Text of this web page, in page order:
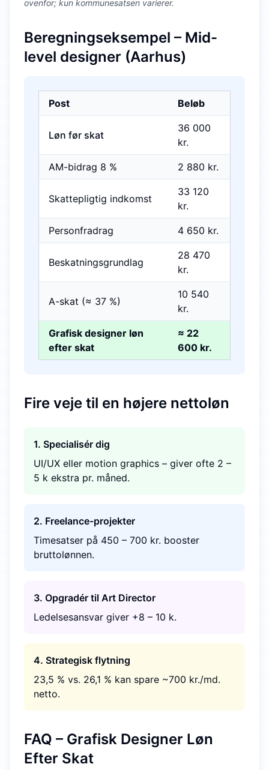
ovenfor; kun kommunesatsen varierer.
Beregningseksempel – Mid-
level designer (Aarhus)
Post Beløb
Løn før skat
36 000
kr.
AM-bidrag 8 % 2 880 kr.
Skattepligtig indkomst
33 120
kr.
Personfradrag 4 650 kr.
Beskatningsgrundlag
28 470
kr.
A-skat (≈ 37 %)
10 540
kr.
Grafisk designer løn
efter skat
≈ 22
600 kr.
Fire veje til en højere nettoløn
1. Specialisér dig
UI/UX eller motion graphics – giver ofte 2 –
5 k ekstra pr. måned.
2. Freelance-projekter
Timesatser på 450 – 700 kr. booster
bruttolønnen.
3. Opgradér til Art Director
Ledelsesansvar giver +8 – 10 k.
4. Strategisk flytning
23,5 % vs. 26,1 % kan spare ~700 kr./md.
netto.
FAQ – Grafisk Designer Løn
Efter Skat